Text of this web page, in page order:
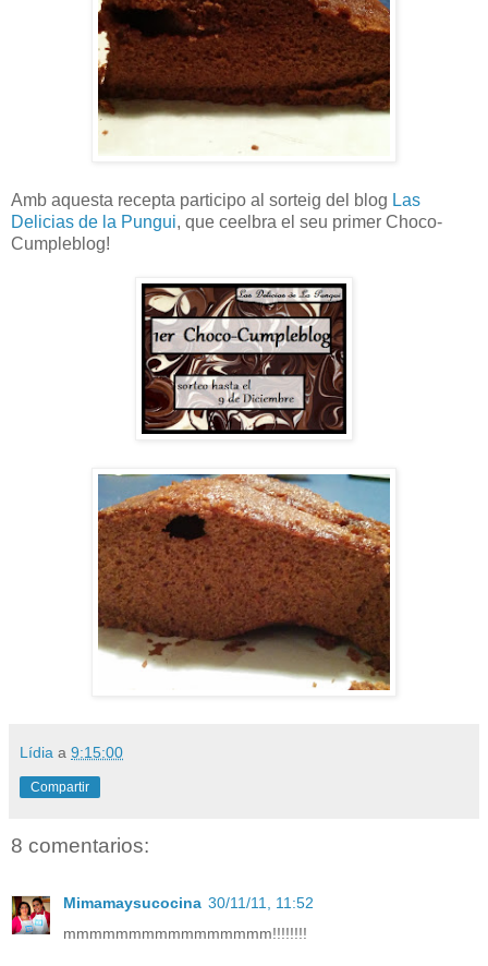
Amb aquesta recepta participo al sorteig del blog Las
Delicias de la Pungui, que ceelbra el seu primer Choco-
Cumpleblog!
Lídia a 9:15:00
Compartir
8 comentarios:
Mimamaysucocina 30/11/11, 11:52
mmmmmmmmmmmmmmmm!!!!!!!!